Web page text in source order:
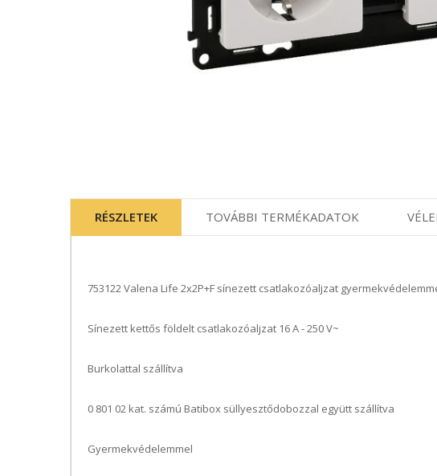
a
képgaléria
RÉSZLETEK TOVÁBBI TERMÉKADATOK
753122 Valena Life 2x2P+F sínezett csatlakozóaljzat
Sínezett kettős földelt csatlakozóaljzat 16 A - 250 V~
Burkolattal szállítva
0 801 02 kat. számú Batibox süllyesztődobozzal együtt szállítva
Gyermekvédelemmel